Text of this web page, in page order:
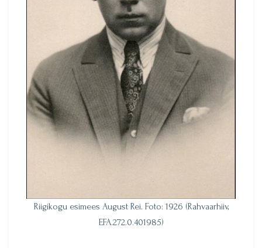
Riigikogu esimees August Rei. Foto: 1926 (Rahvaarhiiv,
EFA.272.0.401985)